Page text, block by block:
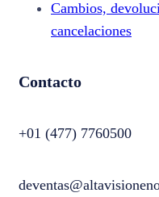
Cambios,
cancelaciones
Contacto
+01 (477) 7760500